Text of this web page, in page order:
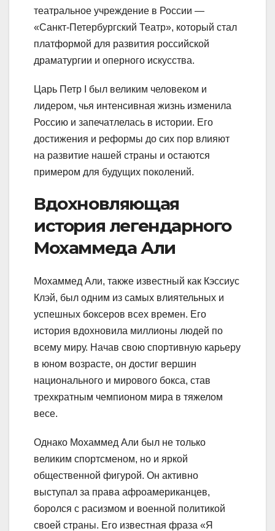
театральное учреждение в России —
«Санкт-Петербургский Театр», который стал
платформой для развития российской
драматургии и оперного искусства.
Царь Петр I был великим человеком и
лидером, чья интенсивная жизнь изменила
Россию и запечатлелась в истории. Его
достижения и реформы до сих пор влияют
на развитие нашей страны и остаются
примером для будущих поколений.
Вдохновляющая
история легендарного
Мохаммеда Али
Мохаммед Али, также известный как Кэссиус
Клэй, был одним из самых влиятельных и
успешных боксеров всех времен. Его
история вдохновила миллионы людей по
всему миру. Начав свою спортивную карьеру
в юном возрасте, он достиг вершин
национального и мирового бокса, став
трехкратным чемпионом мира в тяжелом
весе.
Однако Мохаммед Али был не только
великим спортсменом, но и яркой
общественной фигурой. Он активно
выступал за права афроамериканцев,
боролся с расизмом и военной политикой
своей страны. Его известная фраза «Я